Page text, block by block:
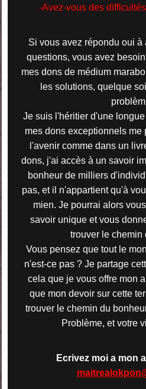
-Avez-vous des
Si vous avez répondu oui
questions, vous avez
mes dons de médium
les solutions, quelque
Je suis l'héritier d'une
mes dons exceptionnels me
l'avenir comme dans un
dons, j'ai accès à un savoir
bonheur de milliers
pas, et il n'appartient qu'à
mien. Je pourrai alors
savoir unique et vous
trouver le chemin
Vous pensez que tout le
n'est-ce pas ? Je partage
cela que je vous offre mon
que mon devoir sur cette
trouver le chemin du
Problème, et votre
Ecrivez moi a mon